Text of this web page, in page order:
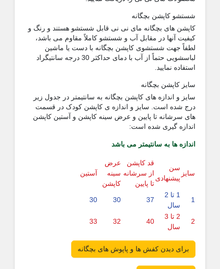
شستشو کاپشن بچگانه
کاپشن های بچگانه مای نی نی قابل شستشو هستند و رنگ و
کیفیت آنها در مقابل آب و شستشو کاملاً مقاوم می باشد،
لطفاً جهت شستشوی کاپشن بچگانه با دست یا ماشین
لباسشویی حتماً از آب با دمای حداکثر 30 درجه سانتیگراد
استفاده نمایید.
سایز کاپشن بچگانه
سایز و اندازه های کاپشن بچگانه به سانتیمتر در جدول زیر
درج شده است. سایز و اندازه ی کاپشن کودک در قسمت
های سرشانه تا پایین و عرض سینه کاپشن و آستین کاپشن
اندازه گیری شده است:
اندازه ها به سانتیمتر می باشد
پیشنهادی
قد کاپشن
از سرشانه
تا پایین
عرض
سینه
کاپشن
آستین
37
30
40
33
برای دیدن کفش ها و پاپوش های بچگانه